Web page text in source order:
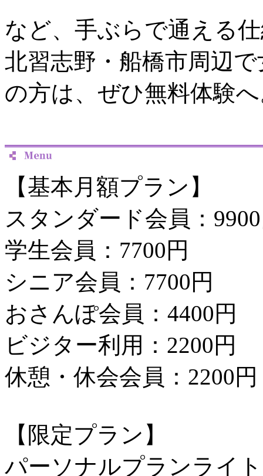
など、手ぶらで通える
北習志野・船橋市周辺
の方は、ぜひ無料体験
【基本月額プラン】
スタンダード会員：
学生会員：7700円
シニア会員：7700円
おさんぽ会員：4400円
ビジター利用：2200円
休憩・休会会員：2200円
【限定プラン】
パーソナルプランライ